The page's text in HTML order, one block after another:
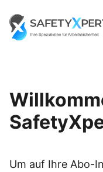
content
Go to landing page.
Um auf Ihre Abo-